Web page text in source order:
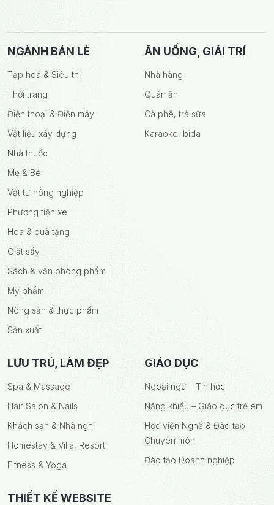
NGÀNH BÁN LẺ
Tạp hoá & Siêu thị
Thời trang
Điện thoại & Điện máy
Vật liệu xây dựng
Nhà thuốc
Mẹ & Bé
Vật tư nông nghiệp
Phương tiện xe
Hoa & quà tặng
Giặt sấy
Sách & văn phòng phẩm
Mỹ phẩm
Nông sản & thực phẩm
Sản xuất
ĂN UỐNG, GIẢI TRÍ
Nhà hàng
Quán ăn
Cà phê, trà sữa
Karaoke, bida
LƯU TRÚ, LÀM ĐẸP
Spa & Massage
Hair Salon & Nails
Khách sạn & Nhà nghỉ
Homestay & Villa, Resort
Fitness & Yoga
GIÁO DỤC
Ngoại ngữ – Tin học
Năng khiếu – Giáo dục trẻ em
Học viện Nghề & Đào tạo
Chuyên môn
Đào tạo Doanh nghiệp
THIẾT KẾ WEBSITE